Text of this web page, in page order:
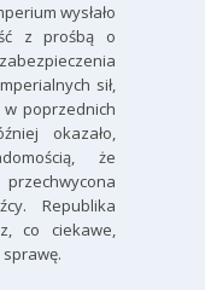
wysłało
z prośbą o
sił,
w poprzednich
okazało,
że
Republika
co ciekawe,